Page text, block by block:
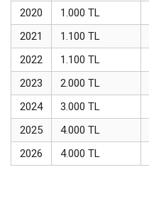
2020
1.000 TL
2021
1.100 TL
2022
1.100 TL
2023
2.000 TL
2024
3.000 TL
2025
4.000 TL
2026
4.000 TL